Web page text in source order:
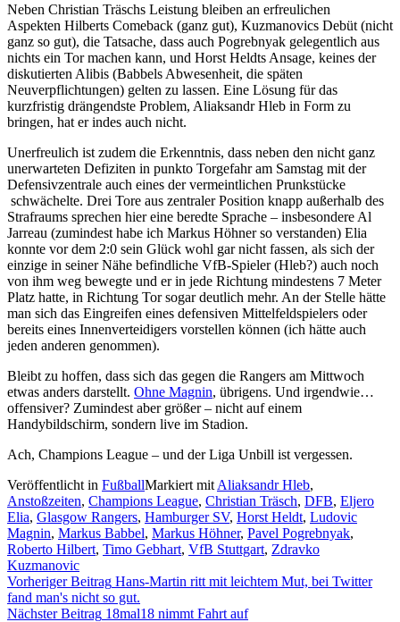
Neben Christian Träschs Leistung bleiben an erfreulichen
Aspekten Hilberts Comeback (ganz gut), Kuzmanovics Debüt (nicht
ganz so gut), die Tatsache, dass auch Pogrebnyak gelegentlich aus
nichts ein Tor machen kann, und Horst Heldts Ansage, keines der
diskutierten Alibis (Babbels Abwesenheit, die späten
Neuverpflichtungen) gelten zu lassen. Eine Lösung für das
kurzfristig drängendste Problem, Aliaksandr Hleb in Form zu
bringen, hat er indes auch nicht.
Unerfreulich ist zudem die Erkenntnis, dass neben den nicht ganz
unerwarteten Defiziten in punkto Torgefahr am Samstag mit der
Defensivzentrale auch eines der vermeintlichen Prunkstücke
schwächelte. Drei Tore aus zentraler Position knapp außerhalb des
Strafraums sprechen hier eine beredte Sprache – insbesondere Al
Jarreau (zumindest habe ich Markus Höhner so verstanden) Elia
konnte vor dem 2:0 sein Glück wohl gar nicht fassen, als sich der
einzige in seiner Nähe befindliche VfB-Spieler (Hleb?) auch noch
von ihm weg bewegte und er in jede Richtung mindestens 7 Meter
Platz hatte, in Richtung Tor sogar deutlich mehr. An der Stelle hätte
man sich das Eingreifen eines defensiven Mittelfeldspielers oder
bereits eines Innenverteidigers vorstellen können (ich hätte auch
jeden anderen genommen).
Bleibt zu hoffen, dass sich das gegen die Rangers am Mittwoch
etwas anders darstellt. Ohne Magnin, übrigens. Und irgendwie…
offensiver? Zumindest aber größer – nicht auf einem
Handybildschirm, sondern live im Stadion.
Ach, Champions League – und der Liga Unbill ist vergessen.
Veröffentlicht in FußballMarkiert mit Aliaksandr Hleb,
Anstoßzeiten, Champions League, Christian Träsch, DFB, Eljero
Elia, Glasgow Rangers, Hamburger SV, Horst Heldt, Ludovic
Magnin, Markus Babbel, Markus Höhner, Pavel Pogrebnyak,
Roberto Hilbert, Timo Gebhart, VfB Stuttgart, Zdravko
Kuzmanovic
Beitragsnavigation
Vorheriger Beitrag Hans-Martin ritt mit leichtem Mut, bei Twitter
fand man's nicht so gut.
Nächster Beitrag 18mal18 nimmt Fahrt auf